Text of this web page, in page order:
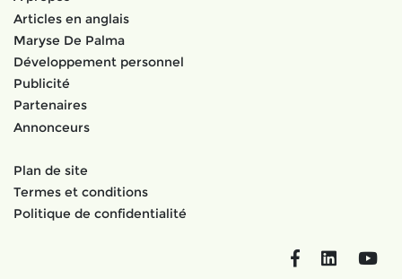
Articles en anglais
Maryse De Palma
Développement personnel
Publicité
Partenaires
Annonceurs
Plan de site
Termes et conditions
Politique de confidentialité
FacebookLinkedIn